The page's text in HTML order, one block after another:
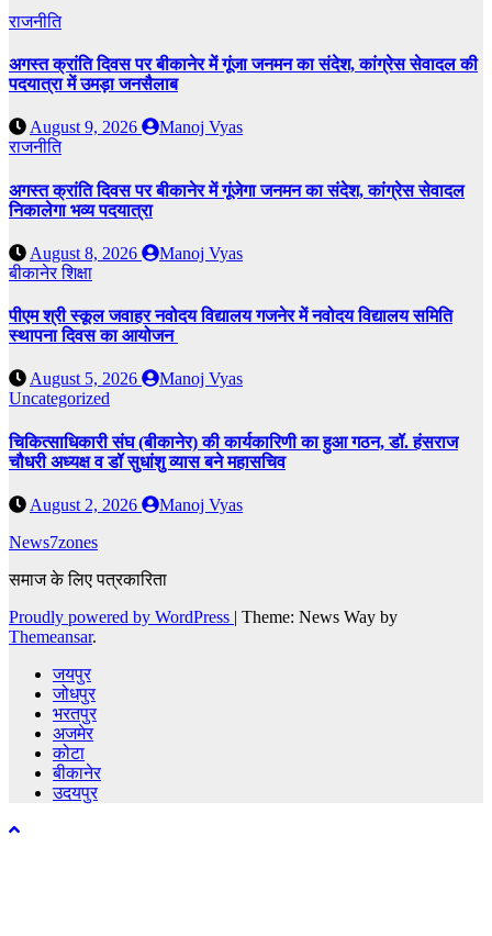
राजनीति
अगस्त क्रांति दिवस पर बीकानेर में गूंजा जनमन का संदेश, कांग्रेस सेवादल की
पदयात्रा में उमड़ा जनसैलाब
August 9, 2026
Manoj Vyas
राजनीति
अगस्त क्रांति दिवस पर बीकानेर में गूंजेगा जनमन का संदेश, कांग्रेस सेवादल
निकालेगा भव्य पदयात्रा
August 8, 2026
Manoj Vyas
बीकानेरशिक्षा
पीएम श्री स्कूल जवाहर नवोदय विद्यालय गजनेर में नवोदय विद्यालय समिति
स्थापना दिवस का आयोजन
August 5, 2026
Manoj Vyas
Uncategorized
चिकित्साधिकारी संघ (बीकानेर) की कार्यकारिणी का हुआ गठन, डॉ. हंसराज
चौधरी अध्यक्ष व डॉ सुधांशु व्यास बने महासचिव
August 2, 2026
Manoj Vyas
News7zones
समाज के लिए पत्रकारिता
Proudly powered by WordPress | Theme: News Way by
Themeansar.
जयपुर
जोधपुर
भरतपुर
अजमेर
कोटा
बीकानेर
उदयपुर